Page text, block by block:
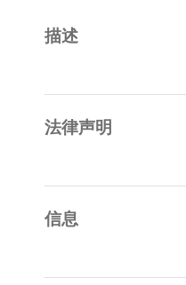
描述
法律声明
信息